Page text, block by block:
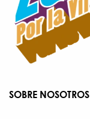
SOBRE NOSOTROS